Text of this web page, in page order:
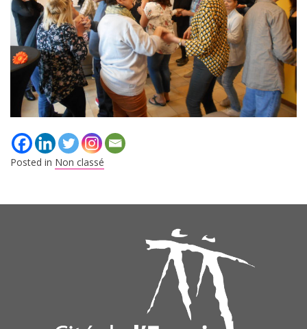
Posted in Non classé